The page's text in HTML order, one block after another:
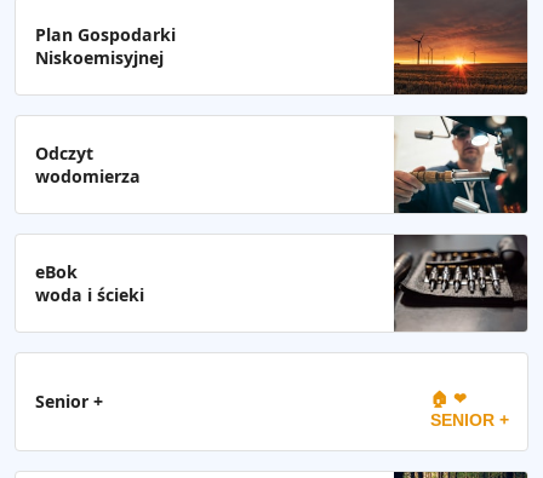
Plan Gospodarki
Niskoemisyjnej
Odczyt
wodomierza
eBok
woda i ścieki
Senior + 🏠 ❤
SENIOR +